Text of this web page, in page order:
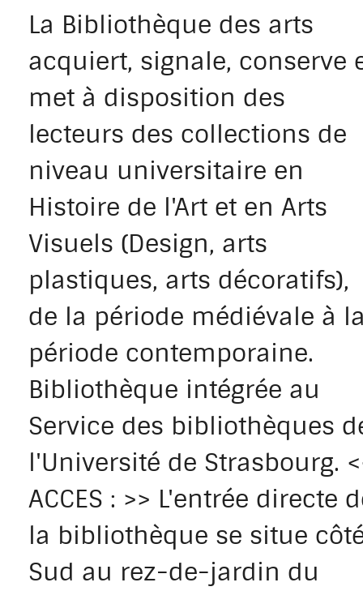
La Bibliothèque des arts
acquiert, signale, conserve
met à disposition des
lecteurs des collections de
niveau universitaire en
Histoire de l'Art et en Arts
Visuels (Design, arts
plastiques, arts décoratifs),
de la période médiévale à
période contemporaine.
Bibliothèque intégrée au
Service des bibliothèques
l'Université de Strasbourg.
ACCES : >> L'entrée directe
la bibliothèque se situe
Sud au rez-de-jardin du